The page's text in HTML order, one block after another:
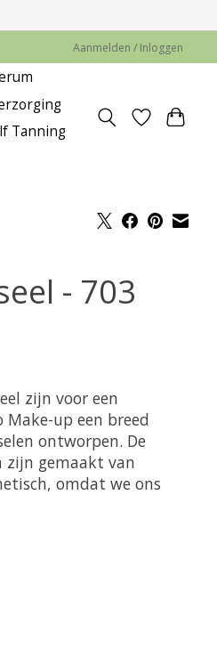
Aanmelden / Inloggen
Tanning
- 703
zijn voor een
Make-up een breed
ontworpen. De
zijn gemaakt van
omdat we ons